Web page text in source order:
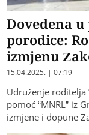
Dovedena
porodice:
izmjenu
15.04.2025. | 07:19
Udruženje roditelja
pomoć “MNRL” iz
izmjene i dopune